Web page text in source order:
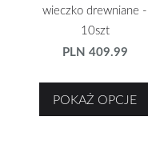
wieczko drewniane -
10szt
PLN 409.99
POKAŻ OPCJE